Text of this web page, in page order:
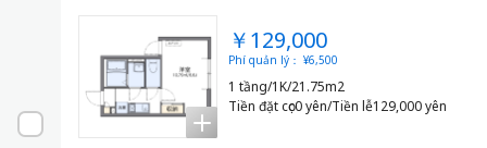
￥129,000
Phí quản lý： ¥6,500
1 tầng/1K/21.75m2
Tiền đặt cọc0 yên/Tiền lễ129,000 yên